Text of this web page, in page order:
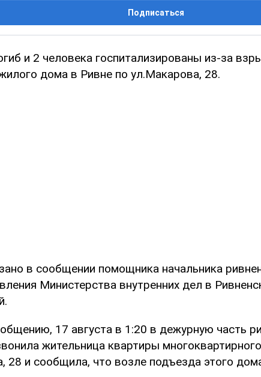
Подписаться
и 2 человека госпитализированы из-за
дома в Ривне по ул.Макарова, 28.
в сообщении помощника начальника
Министерства внутренних дел в
17 августа в 1:20 в дежурную часть
жительница квартиры
28 и сообщила, что возле подъезда этого